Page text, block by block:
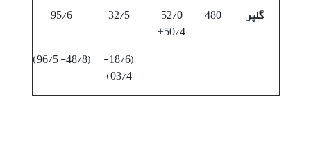
گلپر 480
52/0
±50/4
32/5
95/6
(18/6-
03/4)
(48/8- 96/5)